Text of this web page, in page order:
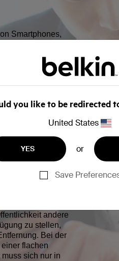
Smartphones,
Gerät auf die
aufgeladen.
Geräte per
in
immer mehr
Zunächst
kann man
Geräte
oder einen
machen.
dass es keinen
andere
zu stellen,
Bei der
flachen
sich nur in
you like to be redirected
United States
YES or
Save